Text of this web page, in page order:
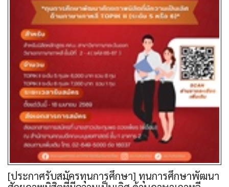
[ประกาศรับสมัครทุนการศึกษา] ทุนการศึกษาพัฒนา